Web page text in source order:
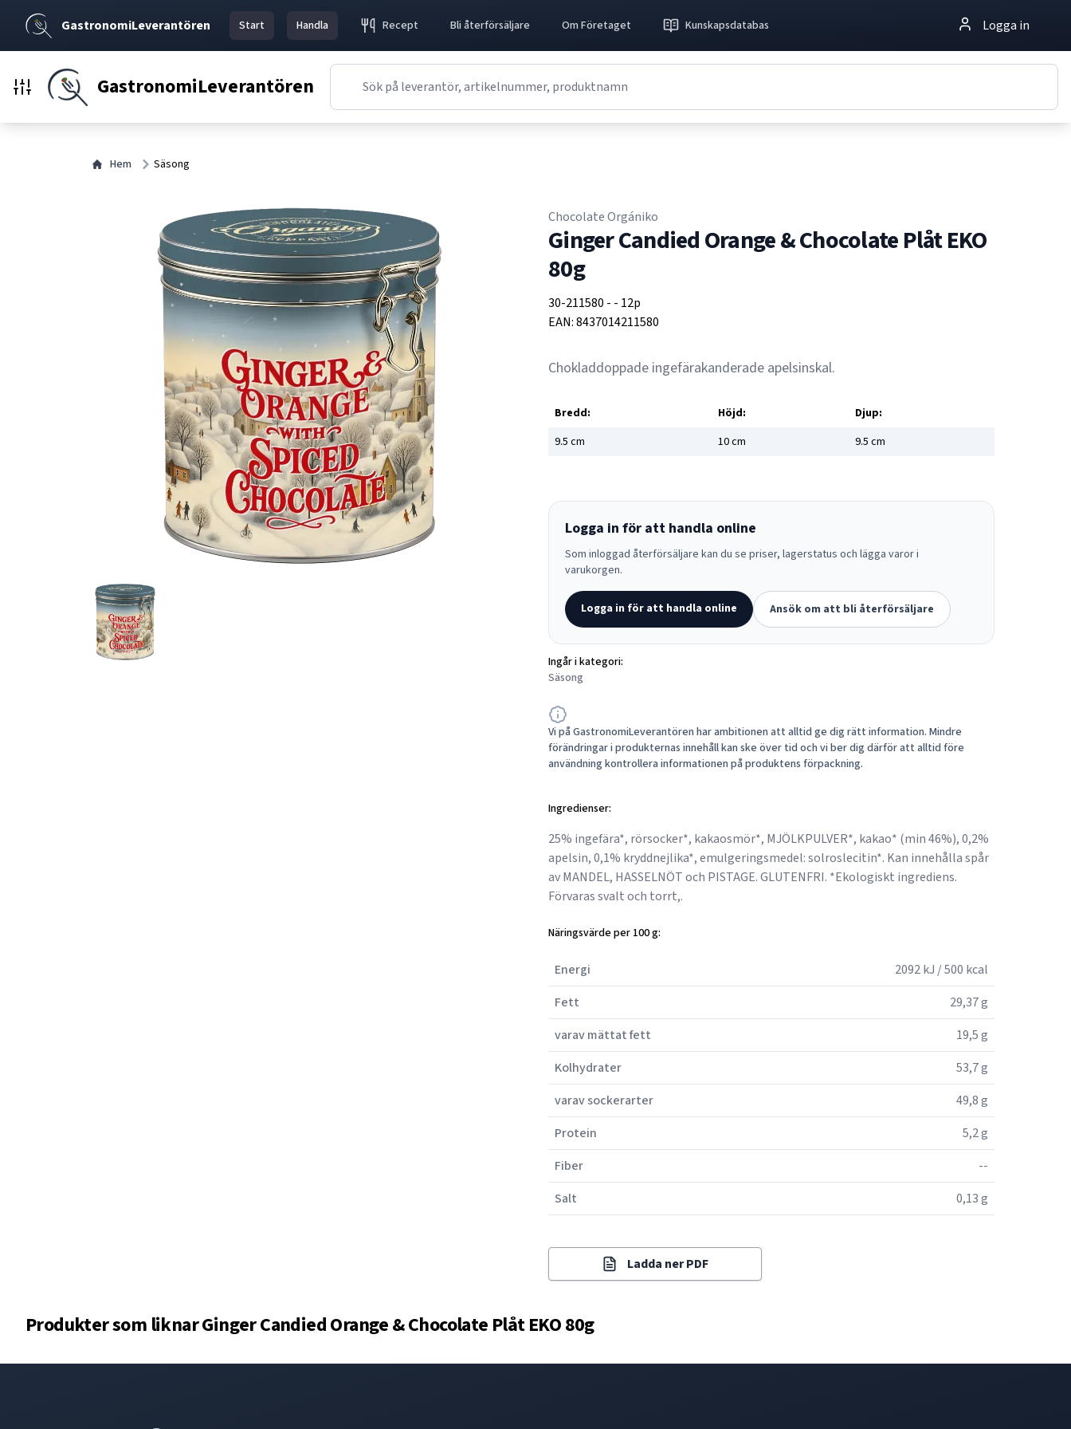
GastronomiLeverantören Start Handla Recept Bli återförsäljare Om Företaget Kunskapsdatabas Logga in
GastronomiLeverantören
Hem Säsong
Chocolate Orgániko
Ginger Candied Orange & Chocolate Plåt EKO
80g
30-211580 - - 12p
EAN:8437014211580
Chokladdoppade ingefärakanderade apelsinskal.
Bredd: Höjd:
Djup:
9.5 cm 10cm 9.5 cm
Logga in för att handla online
Som inloggad återförsäljare kan du se priser, lagerstatus och lägga varor i
varukorgen.
Logga in för att handla online Ansök om att bli återförsäljare
Ingår i kategori:
Säsong
Vi på GastronomiLeverantören har ambitionen att alltid ge dig rätt information. Mindre
förändringar i produkternas innehåll kan ske över tid och vi ber dig därför att alltid före
användning kontrollera informationen på produktens förpackning.
Ingredienser:
25% ingefära*, rörsocker*, kakaosmör*, MJÖLKPULVER*, kakao* (min 46%), 0,2%
apelsin, 0,1% kryddnejlika*, emulgeringsmedel: solroslecitin*. Kan innehålla spår
av MANDEL, HASSELNÖT och PISTAGE. GLUTENFRI. *Ekologiskt ingrediens.
Förvaras svalt och torrt,.
Näringsvärde per 100 g:
Energi
2092 kJ / 500 kcal
Fett
29,37 g
varav mättat fett
19,5 g
Kolhydrater
53,7 g
varav sockerarter
49,8 g
Protein
5,2 g
Fiber
--
Salt
0,13 g
Ladda ner PDF
Produkter som liknarGinger Candied Orange & Chocolate Plåt EKO 80g